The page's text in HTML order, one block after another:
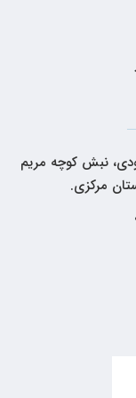
نبش کوچه مریم
مرکزی.